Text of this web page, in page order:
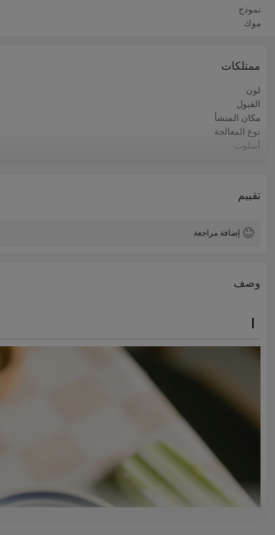
نموذج
موك
ممتلكات
لون
القبول
مكان المنشأ
نوع المعالجة
أسلوب
تقييم
إضافة مراجعة
وصف